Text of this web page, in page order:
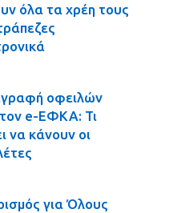
όλα τα χρέη τους
οφειλών
e-ΕΦΚΑ: Τι
να κάνουν οι
για Όλους